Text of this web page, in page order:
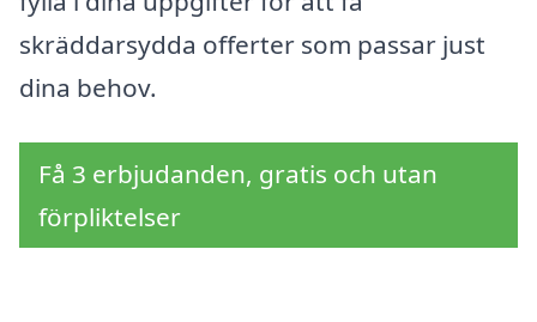
skräddarsydda offerter som passar just
dina behov.
Få 3 erbjudanden, gratis och utan
förpliktelser